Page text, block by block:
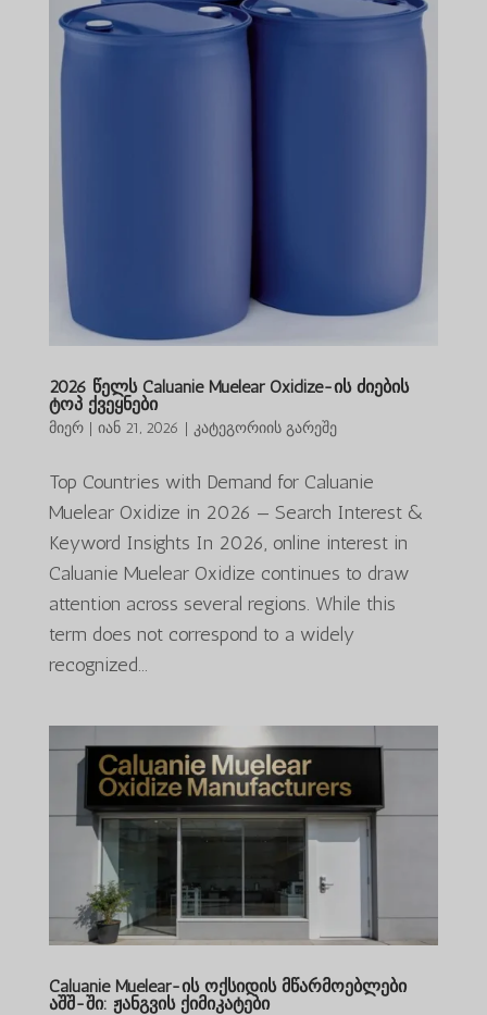
2026 წელს Caluanie Muelear Oxidize-ის ძიების
ტოპ ქვეყნები
მიერ | იან 21, 2026 | კატეგორიის გარეშე
Top Countries with Demand for Caluanie
Muelear Oxidize in 2026 — Search Interest &
Keyword Insights In 2026, online interest in
Caluanie Muelear Oxidize continues to draw
attention across several regions. While this
term does not correspond to a widely
recognized...
Caluanie Muelear-ის ოქსიდის მწარმოებლები
აშშ-ში: ჟანგვის ქიმიკატები